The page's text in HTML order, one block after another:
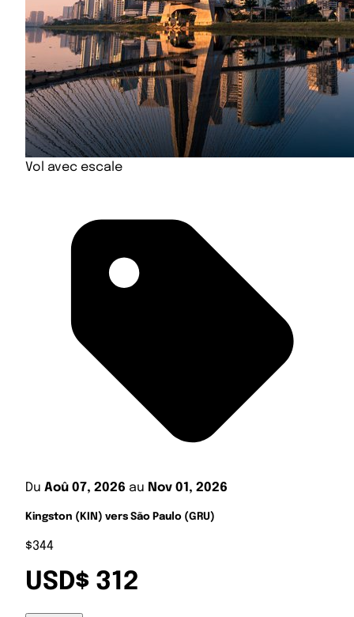
Vol avec escale
Du Aoû 07, 2026 au Nov 01, 2026
Kingston (KIN) vers São Paulo (GRU)
$344
USD$ 312